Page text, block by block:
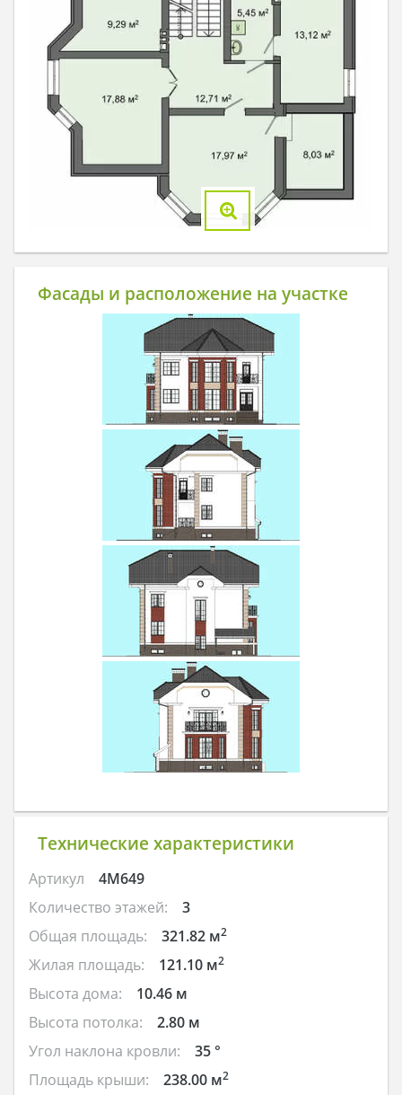
Фасады и расположение на участке
Технические характеристики
Артикул
4M649
Количество этажей:
3
Общая площадь:
321.82 м2
Жилая площадь: 121.10 м2
Высота дома:
10.46 м
Высота потолка:
2.80 м
Угол наклона кровли:
35 °
Площадь крыши:
238.00 м2